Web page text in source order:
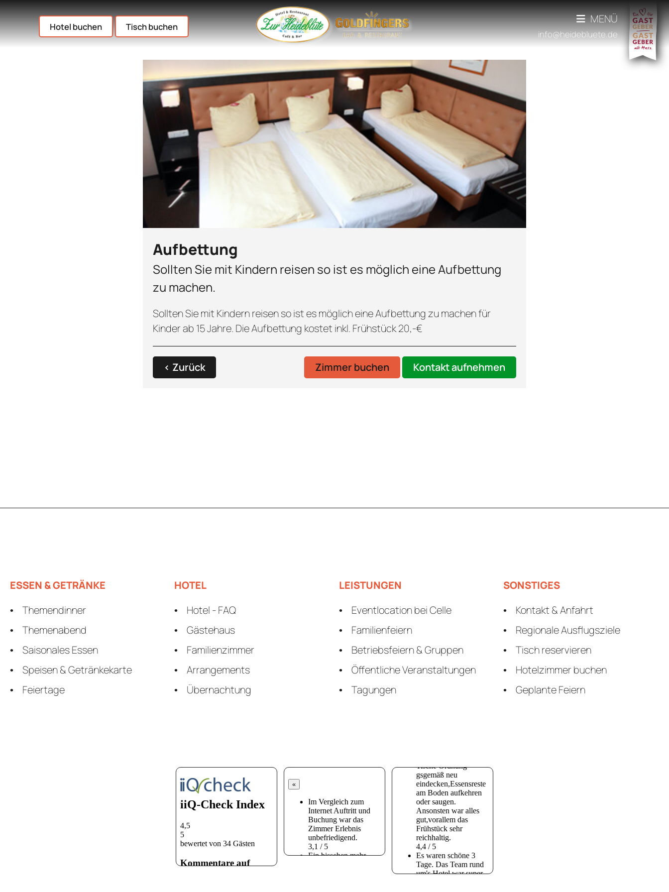
Hotel buchen Tisch buchen
MENÜ
info@heidebluete.de
Aufbettung
Sollten Sie mit Kindern reisen so ist es möglich eine Aufbettung
zu machen.
Sollten Sie mit Kindern reisen so ist es möglich eine Aufbettung zu machen für
Kinder ab 15 Jahre. Die Aufbettung kostet inkl. Frühstück 20,-€
‹ Zurück Zimmer buchen Kontakt aufnehmen
ESSEN & GETRÄNKE
Themendinner
Themenabend
Saisonales Essen
Speisen & Getränkekarte
Feiertage
HOTEL
Hotel - FAQ
Gästehaus
Familienzimmer
Arrangements
Übernachtung
LEISTUNGEN
Eventlocation bei Celle
Familienfeiern
Betriebsfeiern & Gruppen
Öffentliche Veranstaltungen
Tagungen
SONSTIGES
Kontakt & Anfahrt
Regionale Ausflugsziele
Tisch reservieren
Hotelzimmer buchen
Geplante Feiern